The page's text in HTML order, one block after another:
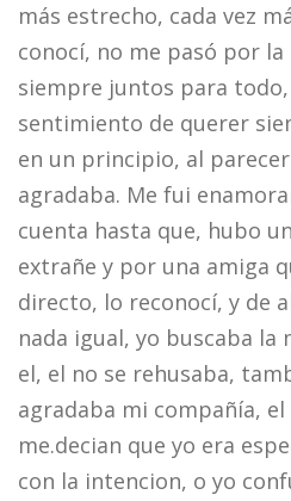
más estrecho, cada vez
conocí, no me pasó por
siempre juntos para
sentimiento de querer
en un principio, al
agradaba. Me fui
cuenta hasta que, hubo
extrañe y por una amiga
directo, lo reconocí, y de
nada igual, yo buscaba la
el, el no se rehusaba,
agradaba mi compañía,
me.decian que yo era
con la intencion, o yo